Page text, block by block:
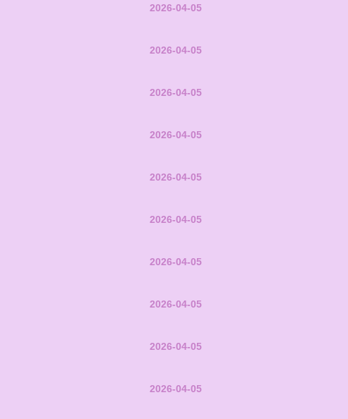
2026-04-05
2026-04-05
2026-04-05
2026-04-05
2026-04-05
2026-04-05
2026-04-05
2026-04-05
2026-04-05
2026-04-05